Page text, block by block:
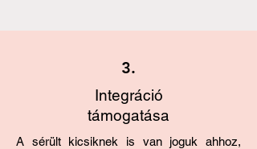
3.
Integráció
támogatása
A sérült kicsiknek is van joguk ahhoz,